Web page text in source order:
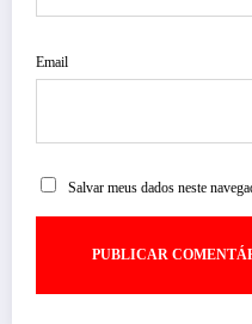
Email
Salvar meus dados neste